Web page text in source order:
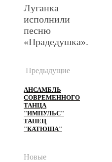
Луганка
исполнили
песню
«Прадедушка».
Предыдущие
АНСАМБЛЬ
СОВРЕМЕННОГО
ТАНЦА
"ИМПУЛЬС"
ТАНЕЦ
"КАТЮША"
Новые